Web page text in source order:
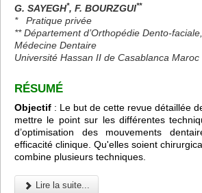
G. SAYEGH*, F. BOURZGUI**
*
Pratique privée
** Département d’Orthopédie Dento-
Médecine Dentaire
Université Hassan II de Casablanca Maroc
RÉSUMÉ
Objectif : Le but de cette revue détaillée
mettre le point sur les différentes
d’optimisation des mouvements
efficacité clinique. Qu'elles soient
combine plusieurs techniques.
Lire la suite...